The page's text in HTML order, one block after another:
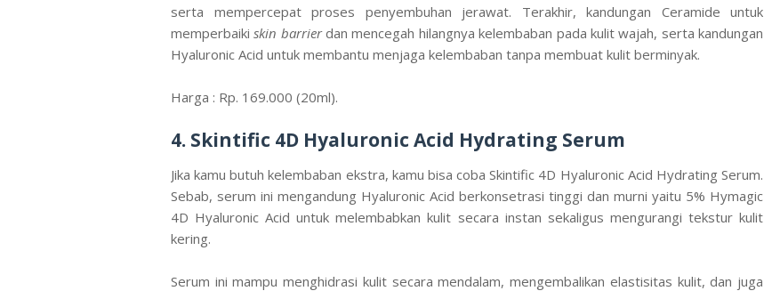
serta mempercepat proses penyembuhan jerawat. Terakhir, kandungan Ceramide untuk
memperbaikiskin barrierdan mencegah hilangnya kelembaban pada kulit wajah, serta kandungan
Hyaluronic Acid untuk membantu menjaga kelembaban tanpa membuat kulit berminyak.
Harga : Rp. 169.000 (20ml).
4. Skintific 4D Hyaluronic Acid Hydrating Serum
Jika kamu butuh kelembaban ekstra, kamu bisa coba Skintific 4D Hyaluronic Acid Hydrating Serum.
Sebab, serum ini mengandung Hyaluronic Acid berkonsetrasi tinggi dan murni yaitu 5% Hymagic
4D Hyaluronic Acid untuk melembabkan kulit secara instan sekaligus mengurangi tekstur kulit
kering.
Serum ini mampu menghidrasi kulit secara mendalam, mengembalikan elastisitas kulit, dan juga